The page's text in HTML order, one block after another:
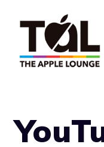
contenuto